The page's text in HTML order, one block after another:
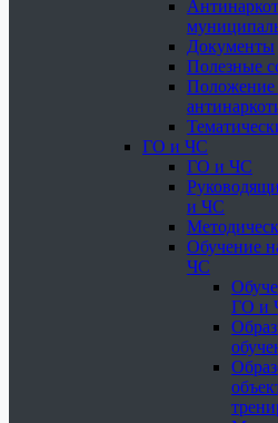
Документы
Полезные
Положение
ГО и ЧС
ГО и ЧС
и ЧС
Обучение
ЧС
ГО и